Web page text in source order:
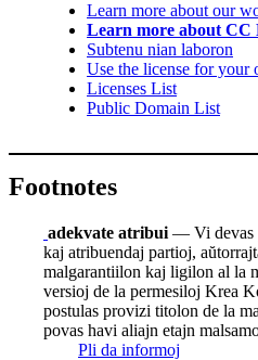
Learn more about our
Learn more about CC
Subtenu nian laboron
Use the license for your
Licenses List
Public Domain List
Footnotes
adekvate atribui — Vi devas
kaj atribuendaj partioj,
malgarantiilon kaj ligilon al la
versioj de la permesiloj Krea
postulas provizi titolon de la
povas havi aliajn etajn
Pli da informoj